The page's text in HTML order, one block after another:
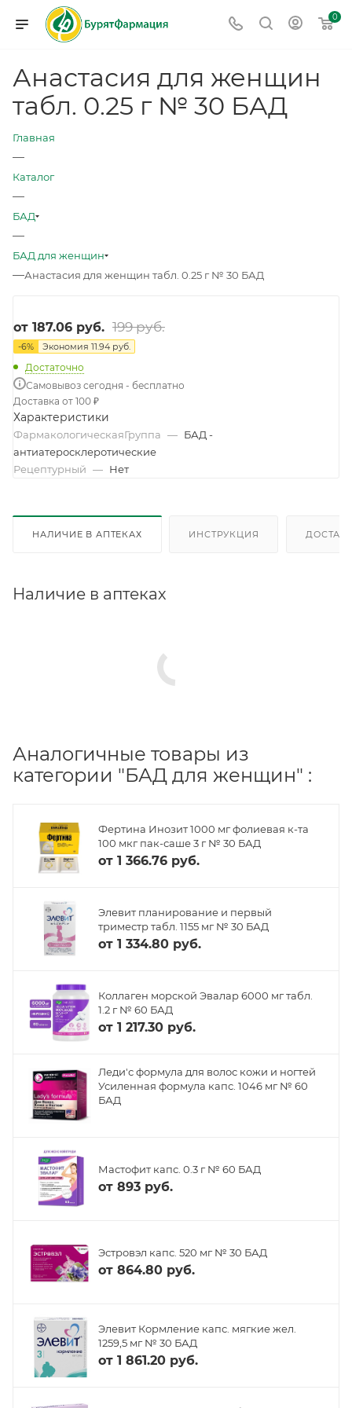
0
Анастасия для женщин
табл. 0.25 г № 30 БАД
Главная
—
Каталог
—
БАД
—
БАД для женщин
—Анастасия для женщин табл. 0.25 г № 30 БАД
от 187.06 руб. 199 руб.
-6% Экономия 11.94 руб.
Достаточно
Самовывоз сегодня - бесплатно
Доставка от 100 ₽
Характеристики
ФармакологическаяГруппа — БАД -
антиатеросклеротические
Рецептурный — Нет
НАЛИЧИЕ В АПТЕКАХ ИНСТРУКЦИЯ
Наличие в аптеках
Аналогичные товары из
категории "БАД для женщин" :
Фертина Инозит 1000 мг фолиевая к-та
100 мкг пак-саше 3 г № 30 БАД
от 1 366.76 руб.
Элевит планирование и первый
триместр табл. 1155 мг № 30 БАД
от 1 334.80 руб.
Коллаген морской Эвалар 6000 мг табл.
1.2 г № 60 БАД
от 1 217.30 руб.
Леди'с формула для волос кожи и ногтей
Усиленная формула капс. 1046 мг № 60
БАД
Мастофит капс. 0.3 г № 60 БАД
от 893 руб.
Эстровэл капс. 520 мг № 30 БАД
от 864.80 руб.
Элевит Кормление капс. мягкие жел.
1259,5 мг № 30 БАД
от 1 861.20 руб.